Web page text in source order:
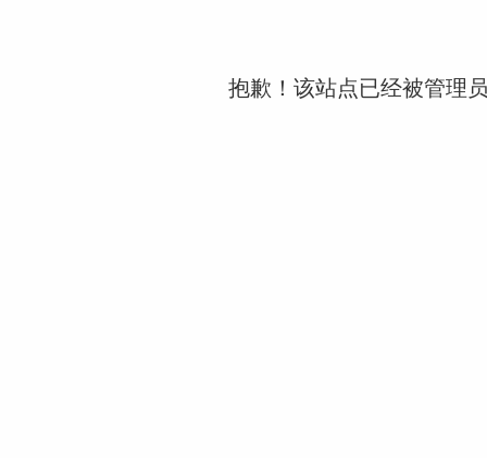
抱歉！该站点已经被管理